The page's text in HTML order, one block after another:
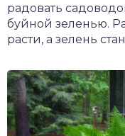
радовать
буйной зеленью.
расти, а зелень